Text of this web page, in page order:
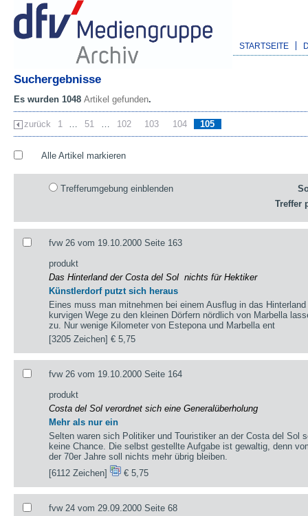
STARTSEITE
Suchergebnisse
Es wurden 1048 Artikel gefunden.
zurück 1 … 51 … 102 103 104 105
Alle Artikel markieren
Trefferumgebung einblenden
Treffer
fvw 26 vom 19.10.2000 Seite 163
produkt
Das Hinterland der Costa del Sol ­ nichts für Hektiker
Künstlerdorf putzt sich heraus
Eines muss man mitnehmen bei einem Ausflug in das
kurvigen Wege zu den kleinen Dörfern nördlich von Marbella
zu. Nur wenige Kilometer von Estepona und Marbella ent
[3205 Zeichen]€ 5,75
fvw 26 vom 19.10.2000 Seite 164
produkt
Costa del Sol verordnet sich eine Generalüberholung
Mehr als nur ein
Selten waren sich Politiker und Touristiker an der Costa del Sol
keine Chance. Die selbst gestellte Aufgabe ist gewaltig, denn
der 70er Jahre soll nichts mehr übrig bleiben.
[6112 Zeichen]
€ 5,75
fvw 24 vom 29.09.2000 Seite 68